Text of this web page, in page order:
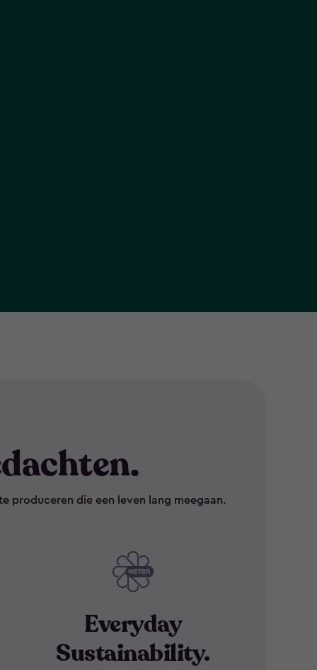
produceren die een leven lang meegaan.
Everyday
Sustainability.